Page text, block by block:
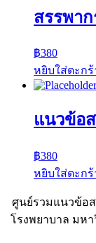
สรรพา
฿380
หยิบใส่ตะกร้
แนวข้อ
฿380
หยิบใส่ตะกร้
ศูนย์รวมแนวข้อส
โรงพยาบาล มห